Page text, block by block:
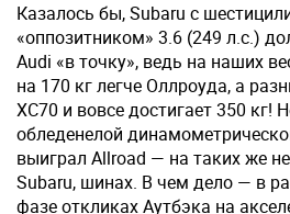
Казалось бы, Subaru с
«оппозитником» 3.6 (249 л.с.)
Audi «в точку», ведь на наших
на 170 кг легче Оллроуда, а
XC70 и вовсе достигает 350 кг!
обледенелой
выиграл Allroad — на таких же
Subaru, шинах. В чем дело — в
фазе откликах Аутбэка на